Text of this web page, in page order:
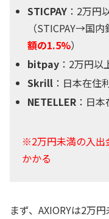
STICPAY ：2万円
（STICPAY→国
額の1.5%）
bitpay ：2万円
Skrill ：日本在住
NETELLER ：日
※2万円未満の入出
かかる
まず、AXIORYは2万